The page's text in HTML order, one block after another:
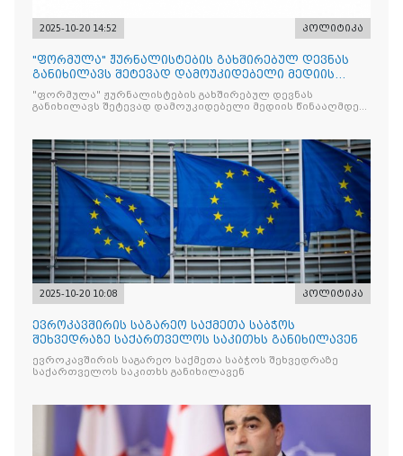
2025-10-20 14:52 პოლიტიკა
"ფორმულა" ჟურნალისტების გახშირებულ დევნას
განიხილავს შეტევად დამოუკიდებელი მედიის
წინააღმდ
"ფორმულა" ჟურნალისტების გახშირებულ დევნას
განიხილავს შეტევად დამოუკიდებელი მედიის წინააღმდეგ,
2025-10-20 10:08 პოლიტიკა
ევროკავშირის საგარეო საქმეთა საბჭოს
შეხვედრაზე საქართველოს საკითხს განიხილავენ
ევროკავშირის საგარეო საქმეთა საბჭოს შეხვედრაზე
საქართველოს საკითხს განიხილავენ